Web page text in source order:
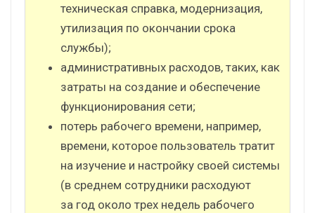
техническая справка, модернизация,
утилизация по окончании срока
службы);
административных расходов, таких, как
затраты на создание и обеспечение
функционирования сети;
потерь рабочего времени, например,
времени, которое пользователь тратит
на изучение и настройку своей системы
(в среднем сотрудники расходуют
за год около трех недель рабочего